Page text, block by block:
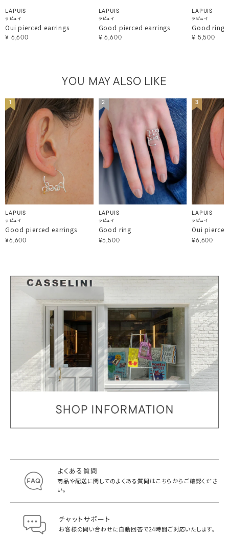
LAPUIS
ラピュイ
Oui pierced earrings
¥ 6,600
LAPUIS
ラピュイ
Good pierced earrings
¥ 6,600
LAPUIS
ラピュイ
Good ring
¥ 5,500
YOU MAY ALSO LIKE
1
LAPUIS
ラピュイ
Good pierced earrings
¥6,600
2
LAPUIS
ラピュイ
Good ring
¥5,500
3
LAPUIS
ラピュイ
Oui
¥6,600
よくある質問
商品や配送に関してのよくある質問はこちらからご確認くださ
い。
チャットサポート
お客様の問い合わせに自動回答で24時間ご対応いたします。